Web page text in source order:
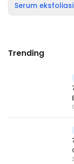
Serum eksfoliasi
Trending